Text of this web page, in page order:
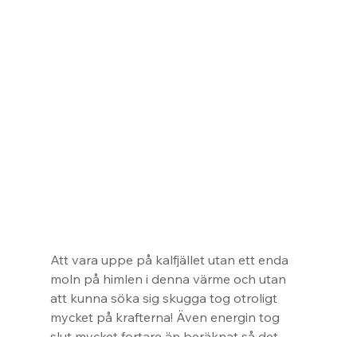
Att vara uppe på kalfjället utan ett enda
moln på himlen i denna värme och utan
att kunna söka sig skugga tog otroligt
mycket på krafterna! Även energin tog